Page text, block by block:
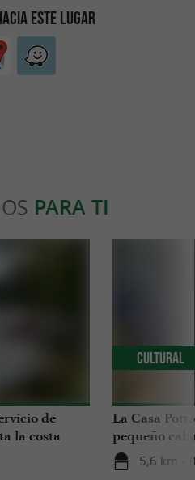
ESTE LUGAR
PARA TI
de
la costa
los martes
La Casa
pequeño
Vasco.
5,6 km -
Cultural